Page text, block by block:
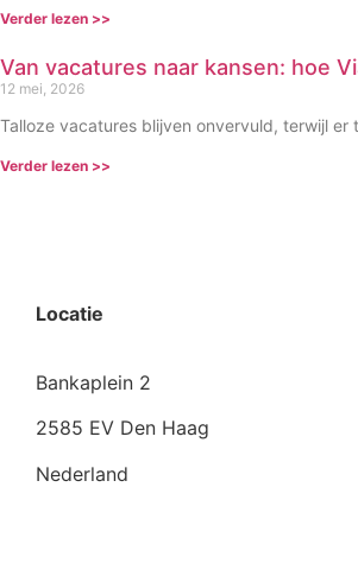
Verder lezen >>
Van vacatures naar kansen: hoe
12 mei, 2026
Talloze vacatures blijven onvervuld, terwijl
Verder lezen >>
Locatie
Bankaplein 2
2585 EV Den Haag
Nederland